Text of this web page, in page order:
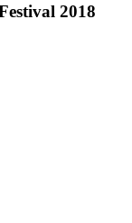
2018